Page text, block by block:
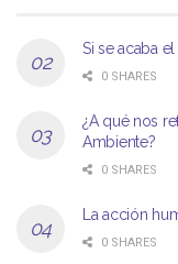
Si se acaba
0 SHARES
¿A qué nos
Ambiente?
0 SHARES
La acción
0 SHARES